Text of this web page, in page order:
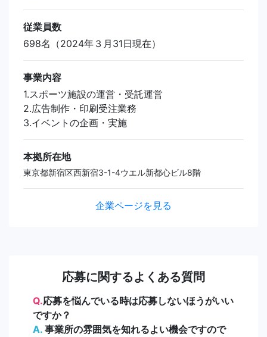
従業員数
698名（2024年３月31日現在）
事業内容
1.スポーツ施設の運営・受託運営
2.広告制作・印刷受注業務
3.イベントの企画・実施
本拠所在地
東京都新宿区西新宿3-1-4ウエル新都心ビル8階
企業ページを見る
応募に関するよくある質問
Q.応募を悩んでいる時は応募しないほうがいい
ですか？
A. 事業所の雰囲気を知れるよい機会ですので